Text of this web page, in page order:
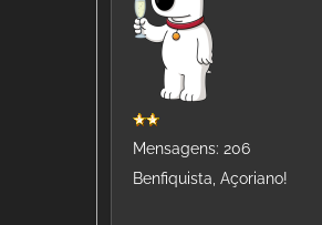
Mensagens: 206
Benfiquista, Açoriano!